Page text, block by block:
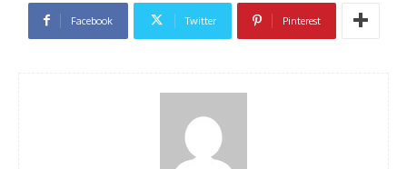
Facebook Twitter Pinterest